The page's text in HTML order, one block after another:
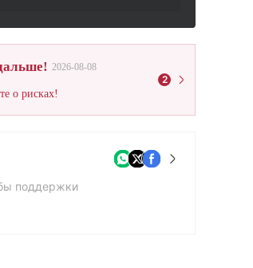
2026-08-08
о рисках!
2
поддержки